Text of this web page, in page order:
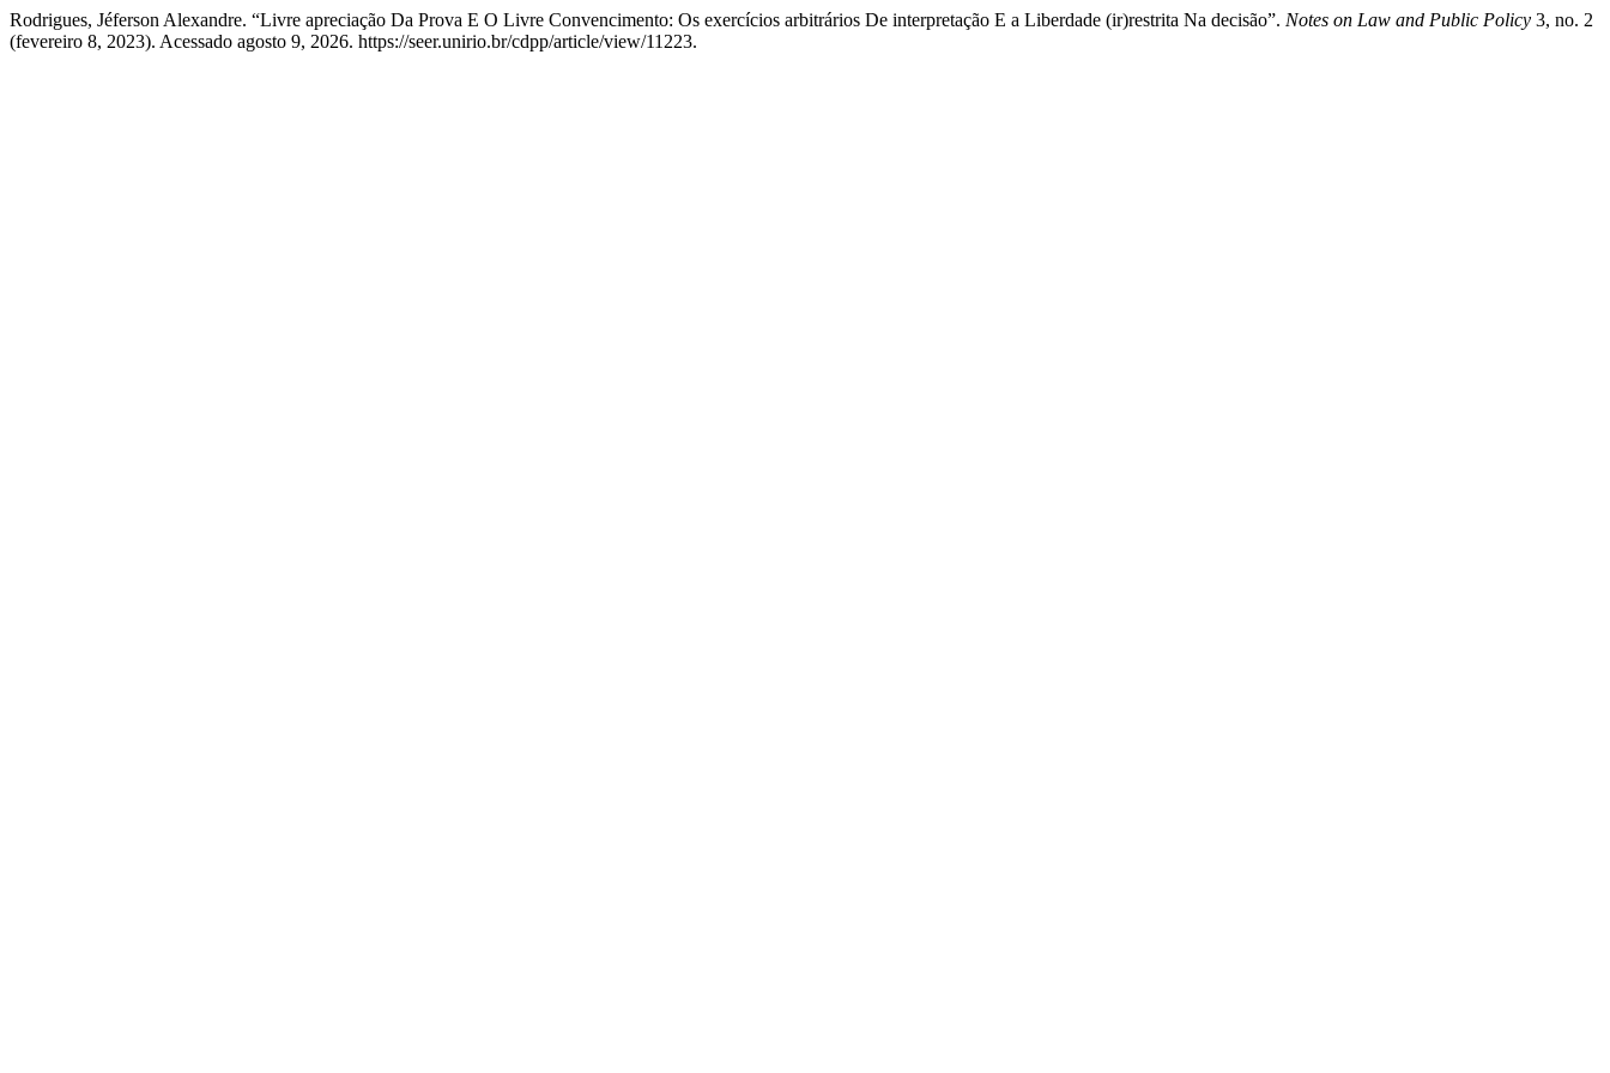
Rodrigues, Jéferson Alexandre. “Livre apreciação Da Prova E O Livre Convencimento: Os exercícios arbitrários De interpretação E a Liberdade (ir)restrita Na decisão”. Notes on Law and Public Policy 3, no. 2
(fevereiro 8, 2023). Acessado agosto 9, 2026. https://seer.unirio.br/cdpp/article/view/11223.